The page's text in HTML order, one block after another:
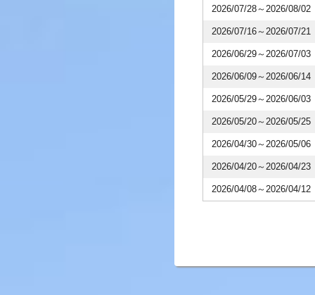
2026/07/28～2026/08/02
2026/07/16～2026/07/21
2026/06/29～2026/07/03
2026/06/09～2026/06/14
2026/05/29～2026/06/03
2026/05/20～2026/05/25
2026/04/30～2026/05/06
2026/04/20～2026/04/23
2026/04/08～2026/04/12